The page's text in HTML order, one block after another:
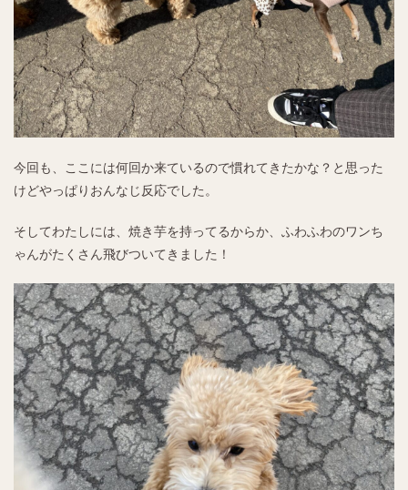
今回も、ここには何回か来ているので慣れてきたかな？と思った
けどやっぱりおんなじ反応でした。
そしてわたしには、焼き芋を持ってるからか、ふわふわのワンち
ゃんがたくさん飛びついてきました！